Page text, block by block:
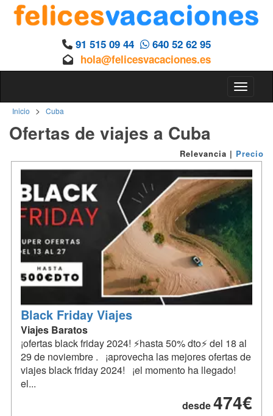
91 515 09 44
640 52 62 95
hola@felicesvacaciones.es
Toggle
Inicio > Cuba
Ofertas de viajes a Cuba
Relevancia | Precio
Black Friday Viajes
Viajes Baratos
¡ofertas black friday 2024! ⚡hasta 50% dto⚡ del 18 al
29 de noviembre . ¡aprovecha las mejores ofertas de
viajes black friday 2024! ¡el momento ha llegado!
el...
desde474€